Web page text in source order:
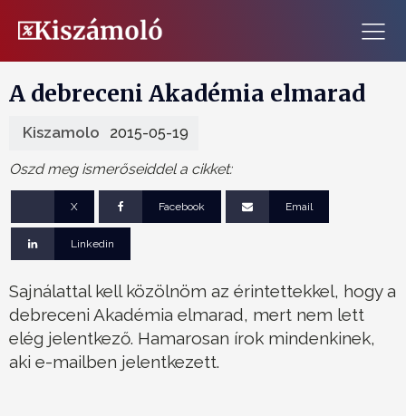
A debreceni Akadémia elmarad
Kiszamolo 2015-05-19
Oszd meg ismerőseiddel a cikket:
X Facebook Email
Linkedin
Sajnálattal kell közölnöm az érintettekkel, hogy a
debreceni Akadémia elmarad, mert nem lett
elég jelentkező. Hamarosan írok mindenkinek,
aki e-mailben jelentkezett.